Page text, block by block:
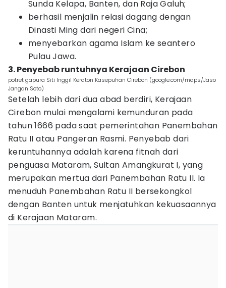
Sunda Kelapa, Banten, dan Raja Galuh;
berhasil menjalin relasi dagang dengan
Dinasti Ming dari negeri Cina;
menyebarkan agama Islam ke seantero
Pulau Jawa.
3. Penyebab runtuhnya Kerajaan Cirebon
potret gapura Siti Inggil Keraton Kasepuhan Cirebon (google.com/maps/Jaso
Jangan Soto)
Setelah lebih dari dua abad berdiri, Kerajaan
Cirebon mulai mengalami kemunduran pada
tahun 1666 pada saat pemerintahan Panembahan
Ratu II atau Pangeran Rasmi. Penyebab dari
keruntuhannya adalah karena fitnah dari
penguasa Mataram, Sultan Amangkurat I, yang
merupakan mertua dari Panembahan Ratu II. Ia
menuduh Panembahan Ratu II bersekongkol
dengan Banten untuk menjatuhkan kekuasaannya
di Kerajaan Mataram.